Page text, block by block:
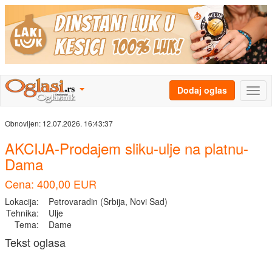
Dodaj oglas
Obnovljen: 12.07.2026. 16:43:37
AKCIJA-Prodajem sliku-ulje na platnu-
Dama
Cena: 400,00 EUR
Lokacija:
Petrovaradin (Srbija, Novi Sad)
Tehnika:
Ulje
Tema:
Dame
Tekst oglasa